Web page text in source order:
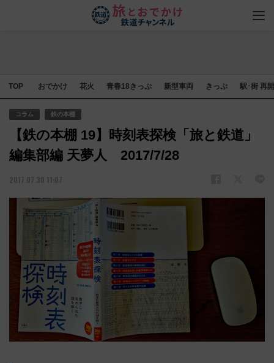
TOP おでかけ 花火 青春18きっぷ 新型車両 きっぷ 駅･街 再
コラム 鉄の本棚
【鉄の本棚 19】時刻表探検「旅と鉄道」
編集部編 天夢人 2017/7/28
2017.07.30 11:07